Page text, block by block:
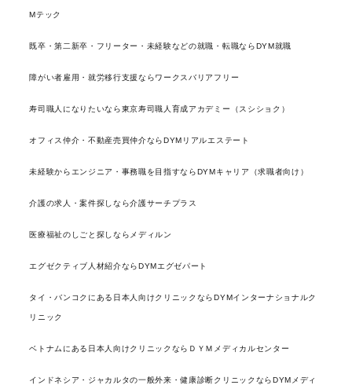
Mテック
既卒・第二新卒・フリーター・未経験などの就職・転職ならDYM就職
障がい者雇用・就労移行支援ならワークスバリアフリー
寿司職人になりたいなら東京寿司職人育成アカデミー（スシショク）
オフィス仲介・不動産売買仲介ならDYMリアルエステート
未経験からエンジニア・事務職を目指すならDYMキャリア（求職者向け）
介護の求人・案件探しなら介護サーチプラス
医療福祉のしごと探しならメディルン
エグゼクティブ人材紹介ならDYMエグゼパート
タイ・バンコクにある日本人向けクリニックならDYMインターナショナルク
リニック
ベトナムにある日本人向けクリニックならＤＹＭメディカルセンター
インドネシア・ジャカルタの一般外来・健康診断クリニックならDYMメディ